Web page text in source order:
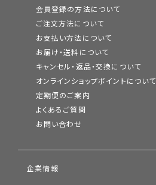
会員登録の方法について
ご注文方法について
お支払い方法について
お届け・送料について
キャンセル・返品・交換について
オンラインショップポイントについて
定期便のご案内
よくあるご質問
お問い合わせ
企業情報